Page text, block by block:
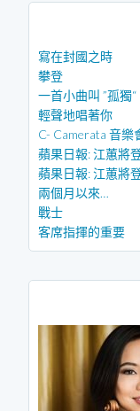
寫在封國之時
攀登
一首小曲叫 ”孤獨“
輕聲地唱著你
C- Camerata 音樂
蘋果日報: 江蕙將
蘋果日報: 江蕙將
兩個月以來…
戰士
客席指揮的重要